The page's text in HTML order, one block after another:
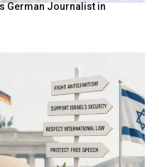
German Journalist in